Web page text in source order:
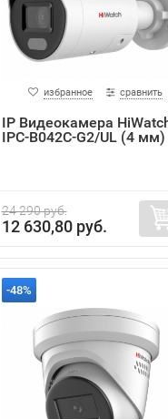
избранное сравнить
IP Видеокамера
IPC-B042C-G2/UL (4 мм)
24 290 руб.
12 630,80 руб.
-48%